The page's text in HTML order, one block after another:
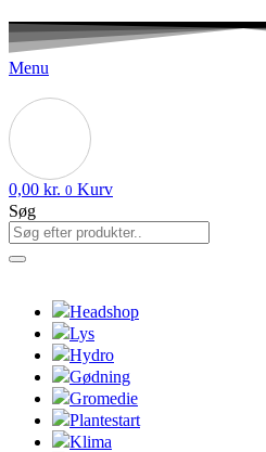
Menu
0,00 kr. 0 Kurv
Søg
Headshop
Lys
Hydro
Gødning
Gromedie
Plantestart
Klima